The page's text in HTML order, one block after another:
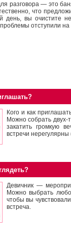
разговора — это
что
день, вы очистите
проблемы отступили
Кого и как
Можно собрать двух-
закатить громкую
встречи
Девичник —
Можно выбрать
чтобы вы
встреча.